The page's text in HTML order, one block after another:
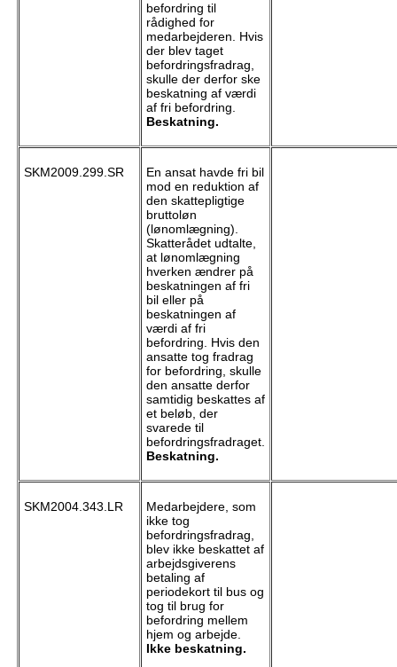
befordring til
rådighed for
medarbejderen. Hvis
der blev taget
befordringsfradrag,
skulle der derfor ske
beskatning af værdi
af fri befordring.
Beskatning.
SKM2009.299.SR
En ansat havde fri bil
mod en reduktion af
den skattepligtige
bruttoløn
(lønomlægning).
Skatterådet udtalte,
at lønomlægning
hverken ændrer på
beskatningen af fri
bil eller på
beskatningen af
værdi af fri
befordring. Hvis den
ansatte tog fradrag
for befordring, skulle
den ansatte derfor
samtidig beskattes af
et beløb, der
svarede til
befordringsfradraget.
Beskatning.
SKM2004.343.LR
Medarbejdere, som
ikke tog
befordringsfradrag,
blev ikke beskattet af
arbejdsgiverens
betaling af
periodekort til bus og
tog til brug for
befordring mellem
hjem og arbejde.
Ikke beskatning.